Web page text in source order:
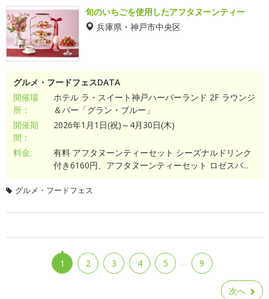
旬のいちごを使用したアフタヌーンティー
兵庫県・神戸市中央区
グルメ・フードフェスDATA
開催場
所：
ホテル ラ・スイート神戸ハーバーランド 2F ラウンジ
＆バー「グラン・ブルー」
開催期
間：
2026年1月1日(祝)～4月30日(木)
料金:
有料 アフタヌーンティーセット シーズナルドリンク
付き6160円、アフタヌーンティーセット ロゼスパ...
グルメ・フードフェス
1 2 3 4 5 … 9
次へ